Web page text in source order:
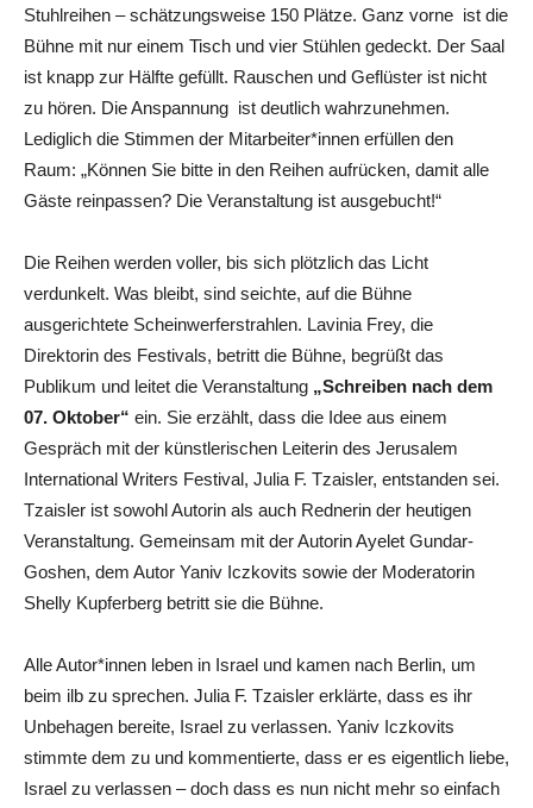
Stuhlreihen – schätzungsweise 150 Plätze. Ganz vorne ist die
Bühne mit nur einem Tisch und vier Stühlen gedeckt. Der Saal
ist knapp zur Hälfte gefüllt. Rauschen und Geflüster ist nicht
zu hören. Die Anspannung ist deutlich wahrzunehmen.
Lediglich die Stimmen der Mitarbeiter*innen erfüllen den
Raum: „Können Sie bitte in den Reihen aufrücken, damit alle
Gäste reinpassen? Die Veranstaltung ist ausgebucht!“
Die Reihen werden voller, bis sich plötzlich das Licht
verdunkelt. Was bleibt, sind seichte, auf die Bühne
ausgerichtete Scheinwerferstrahlen. Lavinia Frey, die
Direktorin des Festivals, betritt die Bühne, begrüßt das
Publikum und leitet die Veranstaltung „Schreiben nach dem
07. Oktober“ ein. Sie erzählt, dass die Idee aus einem
Gespräch mit der künstlerischen Leiterin des Jerusalem
International Writers Festival, Julia F. Tzaisler, entstanden sei.
Tzaisler ist sowohl Autorin als auch Rednerin der heutigen
Veranstaltung. Gemeinsam mit der Autorin Ayelet Gundar-
Goshen, dem Autor Yaniv Iczkovits sowie der Moderatorin
Shelly Kupferberg betritt sie die Bühne.
Alle Autor*innen leben in Israel und kamen nach Berlin, um
beim ilb zu sprechen. Julia F. Tzaisler erklärte, dass es ihr
Unbehagen bereite, Israel zu verlassen. Yaniv Iczkovits
stimmte dem zu und kommentierte, dass er es eigentlich liebe,
Israel zu verlassen – doch dass es nun nicht mehr so einfach